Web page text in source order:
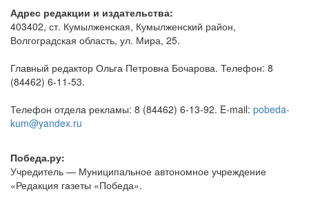
Адрес редакции и издательства:
403402, ст. Кумылженская, Кумылженский район,
Волгоградская область, ул. Мира, 25.
Главный редактор Ольга Петровна Бочарова. Телефон: 8
(84462) 6-11-53.
Телефон отдела рекламы: 8 (84462) 6-13-92. E-mail: pobeda-
kum@yandex.ru
Победа.ру:
Учредитель — Муниципальное автономное учреждение
«Редакция газеты «Победа».